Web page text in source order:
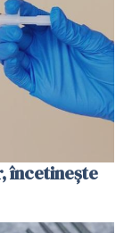
încetinește